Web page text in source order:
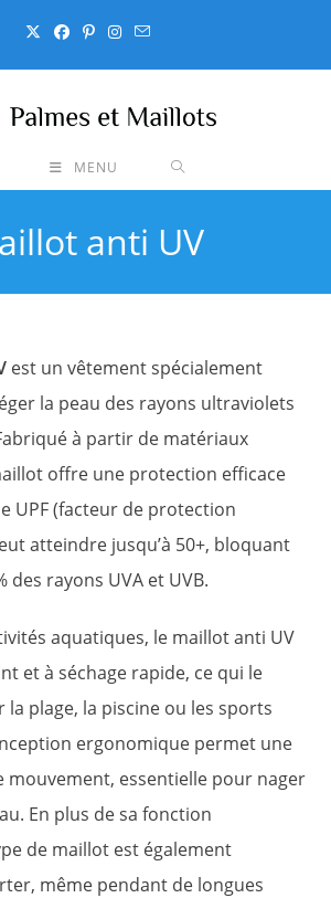
MENU
anti UV
est un vêtement spécialement
la peau des rayons ultraviolets
à partir de matériaux
offre une protection efficace
UPF (facteur de protection
atteindre jusqu’à 50+, bloquant
des rayons UVA et UVB.
aquatiques, le maillot anti UV
et à séchage rapide, ce qui le
plage, la piscine ou les sports
ergonomique permet une
mouvement, essentielle pour nager
En plus de sa fonction
de maillot est également
même pendant de longues